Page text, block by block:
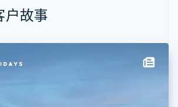
户故事
Deutsch